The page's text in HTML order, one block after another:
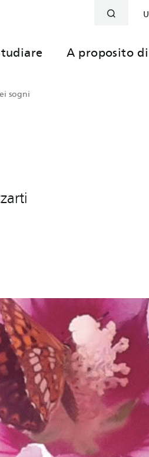
A proposito
sogni